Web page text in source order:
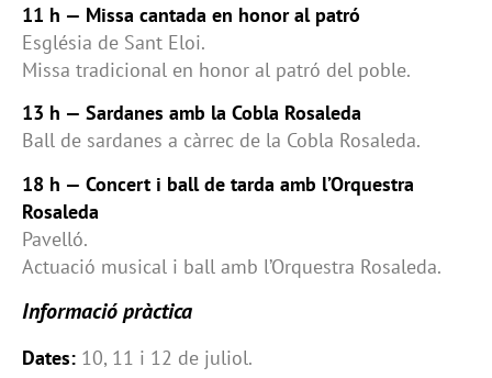
11 h — Missa cantada en honor al patró
Església de Sant Eloi.
Missa tradicional en honor al patró del poble.
13 h — Sardanes amb la Cobla Rosaleda
Ball de sardanes a càrrec de la Cobla Rosaleda.
18 h — Concert i ball de tarda amb l’Orquestra
Rosaleda
Pavelló.
Actuació musical i ball amb l’Orquestra Rosaleda.
Informació pràctica
Dates: 10, 11 i 12 de juliol.